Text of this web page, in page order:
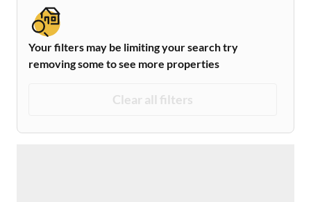
Your filters may be limiting your search try
removing some to see more properties
Clear all filters